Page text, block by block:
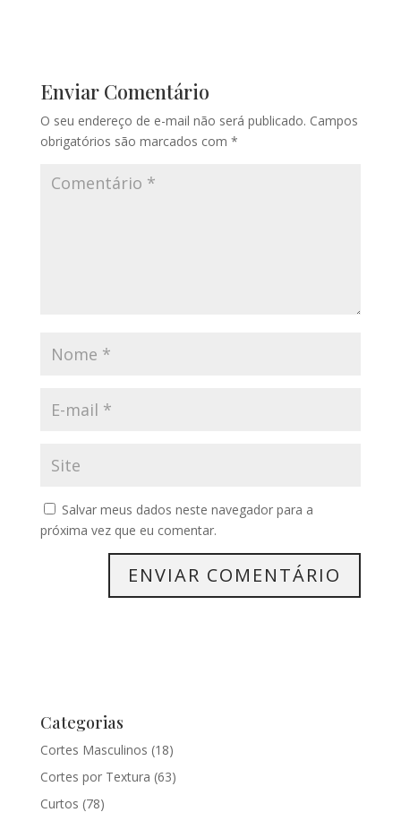
Enviar Comentário
O seu endereço de e-mail não será publicado. Campos
obrigatórios são marcados com *
Salvar meus dados neste navegador para a
próxima vez que eu comentar.
Categorias
Cortes Masculinos (18)
Cortes por Textura (63)
Curtos (78)